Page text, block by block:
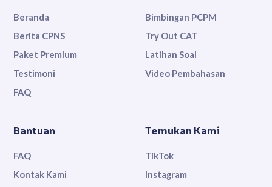
Beranda
Berita CPNS
Paket Premium
Testimoni
FAQ
Bimbingan PCPM
Try Out CAT
Latihan Soal
Video Pembahasan
Bantuan
FAQ
Kontak Kami
Temukan Kami
TikTok
Instagram